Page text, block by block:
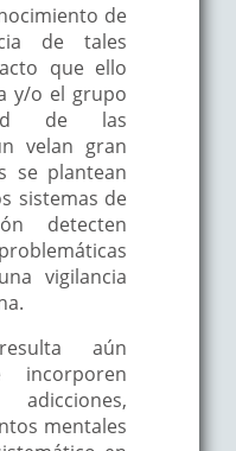
de
de tales
que ello
y/o el grupo
de las
velan gran
se plantean
sistemas de
detecten
vigilancia
aún
incorporen
mentales